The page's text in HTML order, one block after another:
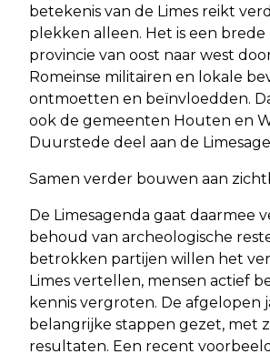
betekenis van de Limes reikt
plekken alleen. Het is een brede
provincie van oost naar west
Romeinse militairen en lokale
ontmoetten en beïnvloedden.
ook de gemeenten Houten en
Duurstede deel aan de
Samen verder bouwen aan
De Limesagenda gaat daarmee
behoud van archeologische
betrokken partijen willen het
Limes vertellen, mensen actief
kennis vergroten. De afgelopen
belangrijke stappen gezet, met
resultaten. Een recent